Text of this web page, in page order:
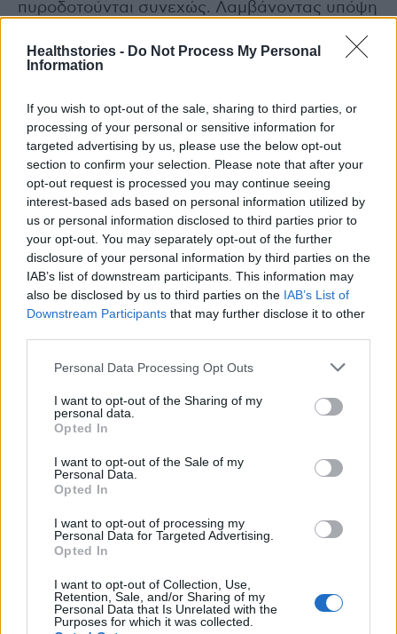
Healthstories - Do Not Process My Personal
Information
If you wish to opt-out of the sale, sharing to third parties, or
processing of your personal or sensitive information for
targeted advertising by us, please use the below opt-out
section to confirm your selection. Please note that after your
opt-out request is processed you may continue seeing
interest-based ads based on personal information utilized by
us or personal information disclosed to third parties prior to
your opt-out. You may separately opt-out of the further
disclosure of your personal information by third parties on the
IAB’s list of downstream participants. This information may
also be disclosed by us to third parties on the IAB’s List of
Downstream Participants that may further disclose it to other
Personal Data Processing Opt Outs
I want to opt-out of the Sharing of my
personal data.
Opted In
I want to opt-out of the Sale of my
Personal Data.
Opted In
I want to opt-out of processing my
Personal Data for Targeted Advertising.
Opted In
I want to opt-out of Collection, Use,
Retention, Sale, and/or Sharing of my
Personal Data that Is Unrelated with the
Purposes for which it was collected.
πυροδοτούνται συνεχώς. Λαμβάνοντας υπόψη
ότι κάθε 5 λεπτά ένας άνθρωπος χάνει την
όρασή του και μένοντας εστιασμένοι στο
δεσμευόμαστε
πως δεν θα σταματήσουμε να διαδίδουμε πως
μια έγκαιρη και έγκυρη διάγνωση μέσα από
ένα απλό check up, είναι αληθινά
υπερπολύτιμη για τη θωράκιση της
πολυτιμότερης όλων
των αισθήσεων».
Παγκόσμια Ημέρα Όρασης
Διεθνούς Επιτροπής για την Πρόληψη της
Τύφλωσης, σε συνεργασία με τον Παγκόσμιο
Το Ινστιτούτο Οφθαλμολογίας &
Μικροχειρουργικής Ophthalmica στηρίζει και
φέτος
πρόγραμμα Εταιρικής Κοινωνικής
Ευθύνης, το οποίο αποτελεί αναπόσπαστο